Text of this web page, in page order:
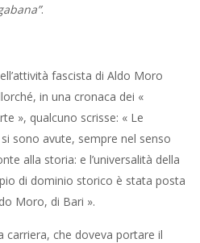
.
fascista di Aldo Moro
in una cronaca dei «
», qualcuno scrisse: « Le
sono avute, sempre nel senso
alla storia: e l’universalità della
di dominio storico è stata posta
Moro, di Bari ».
carriera, che doveva portare il